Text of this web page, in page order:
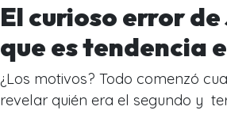
El curioso error
que es tendencia
¿Los motivos? Todo comenzó
revelar quién era el segundo y